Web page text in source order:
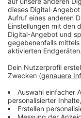
MAMMA MIA
HAT EINEN
Anzeige